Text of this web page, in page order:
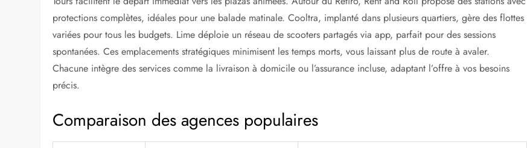
Les scooters électriques dominent les locations à Madrid
, grâce à leur silence et leur recharge facile. Ils
conviennent aux trajets courts, comme une boucle autour du Retiro. Les thermiques, plus puissants, s’adaptent aux
sorties plus longues vers les faubourgs. Vérifiez l’autonomie : une batterie suffit souvent pour une journée entière en
ville. Les deux types exigent un permis moto basique pour les cylindrées supérieures, mais les petits modèles passent
avec un permis auto. Testez le confort avant de partir : selle rembourrée et freins réactifs font toute la différence sur
les pavés anciens.
Points de location scooter Madrid en centre-ville